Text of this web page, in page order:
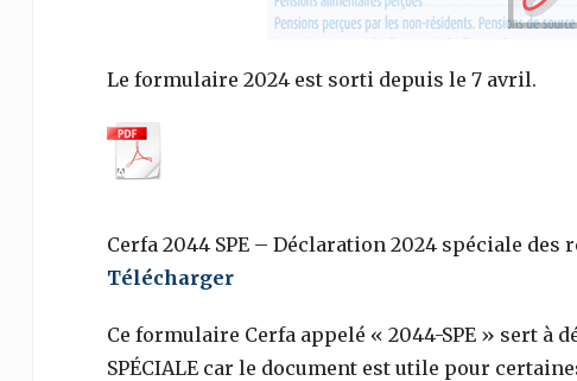
Le formulaire 2024 est sorti depuis le 7 avril.
Cerfa 2044 SPE – Déclaration 2024 spéciale des
Télécharger
Ce formulaire Cerfa appelé « 2044-SPE » sert à
SPÉCIALE car le document est utile pour